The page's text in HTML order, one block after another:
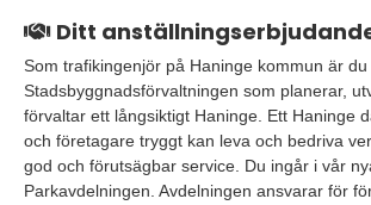
Ditt
Som trafikingenjör på Haninge kommun är
Stadsbyggnadsförvaltningen som planerar,
förvaltar ett långsiktigt Haninge. Ett Haninge
och företagare tryggt kan leva och bedriva
god och förutsägbar service. Du ingår i vår
Parkavdelningen. Avdelningen ansvarar för